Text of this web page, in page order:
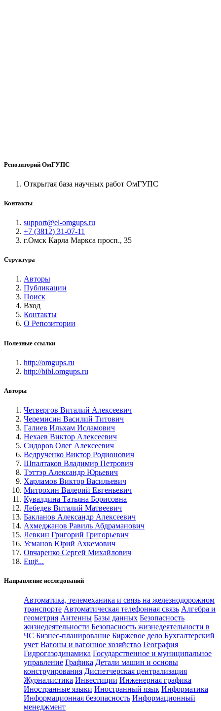
Репозиторий ОмГУПС
Открытая база научных работ ОмГУПС
Контакты
support@el-omgups.ru
+7 (3812) 31-07-11
г.Омск Карла Маркса просп., 35
Структура
Авторы
Публикации
Поиск
Вход
Контакты
О Репозитории
Полезные ссылки
http://omgups.ru
http://bibl.omgups.ru
Авторы
Четвергов Виталий Алексеевич
Черемисин Василий Титович
Галиев Ильхам Исламович
Нехаев Виктор Алексеевич
Сидоров Олег Алексеевич
Ведрученко Виктор Родионович
Шпалтаков Владимир Петрович
Тэттэр Александр Юрьевич
Харламов Виктор Васильевич
Митрохин Валерий Евгеньевич
Кувалдина Татьяна Борисовна
Лебедев Виталий Матвеевич
Бакланов Александр Алексеевич
Ахмеджанов Равиль Абдраманович
Левкин Григорий Григорьевич
Усманов Юрий Ахкемович
Овчаренко Сергей Михайлович
Ещё...
Направление исследований
Автоматика, телемеханика и связь на железнодорожном
транспорте Автоматическая телефонная связь Алгебра и
геометрия Антенны Базы данных Безопасность
жизнедеятельности Безопасность жизнедеятельности в
ЧС Бизнес-планирование Биржевое дело Бухгалтерский
учет Вагоны и вагонное хозяйство География
Гидрогазодинамика Государственное и муниципальное
управление Графика Детали машин и основы
конструирования Диспетчерская централизация
Журналистика Инвестиции Инженерная графика
Иностранные языки Иностранный язык Информатика
Информационная безопасность Информационный
менеджмент